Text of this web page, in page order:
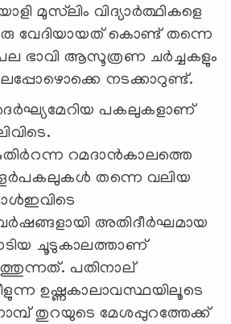
മുസ്‌ലിം വിദ്യാര്‍ത്ഥികളെ
ഒരു വേദിയായത് കൊണ്ട് തന്നെ
ഭാവി ആസൂത്രണ ചര്‍ച്ചകളും
നടക്കാറുണ്ട്.
പകലുകളാണ്
റമദാന്‍കാലത്തെ
തന്നെ വലിയ
അതിദീര്‍ഘമായ
ചൂടുകാലത്താണ്
പതിനാല്
ഉഷ്ണകാലാവസ്ഥയിലൂടെ
തുറയുടെ മേശപ്പുറത്തേക്ക്